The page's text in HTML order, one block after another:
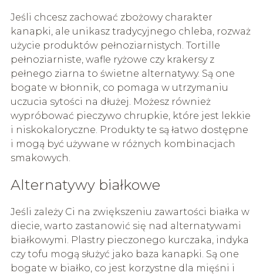
Jeśli chcesz zachować zbożowy charakter
kanapki, ale unikasz tradycyjnego chleba, rozważ
użycie produktów pełnoziarnistych. Tortille
pełnoziarniste, wafle ryżowe czy krakersy z
pełnego ziarna to świetne alternatywy. Są one
bogate w błonnik, co pomaga w utrzymaniu
uczucia sytości na dłużej. Możesz również
wypróbować pieczywo chrupkie, które jest lekkie
i niskokaloryczne. Produkty te są łatwo dostępne
i mogą być używane w różnych kombinacjach
smakowych.
Alternatywy białkowe
Jeśli zależy Ci na zwiększeniu zawartości białka w
diecie, warto zastanowić się nad alternatywami
białkowymi. Plastry pieczonego kurczaka, indyka
czy tofu mogą służyć jako baza kanapki. Są one
bogate w białko, co jest korzystne dla mięśni i